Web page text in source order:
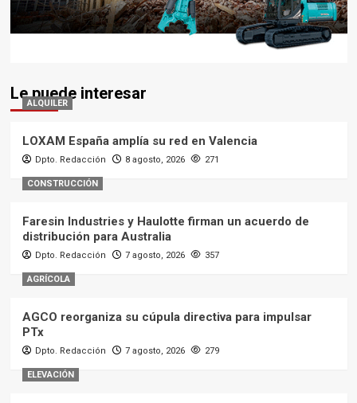
Le puede interesar
ALQUILER
LOXAM España amplía su red en Valencia
Dpto. Redacción 8 agosto, 2026 271
CONSTRUCCIÓN
Faresin Industries y Haulotte firman un acuerdo de
distribución para Australia
Dpto. Redacción 7 agosto, 2026 357
AGRÍCOLA
AGCO reorganiza su cúpula directiva para impulsar
PTx
Dpto. Redacción 7 agosto, 2026 279
ELEVACIÓN